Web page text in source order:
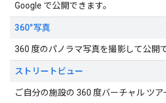
Google で公開できます。
360°写真
360 度のパノラマ写真を撮影して公開
ストリートビュー
ご自分の施設の 360 度バーチャル ツア